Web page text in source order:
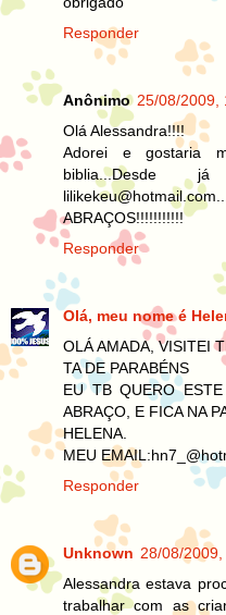
Responder
Anônimo 25/08/2009,
Olá Alessandra!!!!
Adorei e gostaria
biblia...Desde
lilikekeu@hotmail.com...
ABRAÇOS!!!!!!!!!!!
Responder
Olá, meu nome é
OLÁ AMADA, VISITEI
TA DE PARABÉNS
EU TB QUERO
ABRAÇO, E FICA NA
HELENA.
MEU
Responder
Unknown 28/08/
Alessandra estava
trabalhar com as